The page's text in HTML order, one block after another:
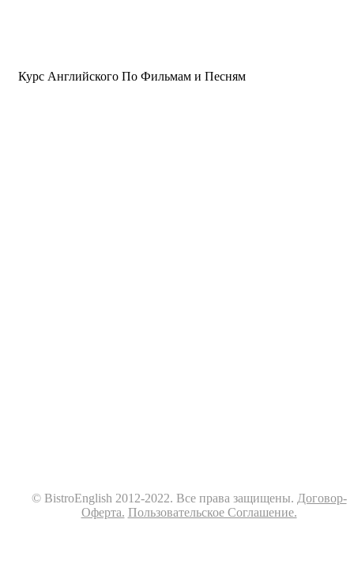
Курс Английского По Фильмам и Песням
© BistroEnglish 2012-2022. Все права защищены. Договор-
Оферта. Пользовательское Соглашение.